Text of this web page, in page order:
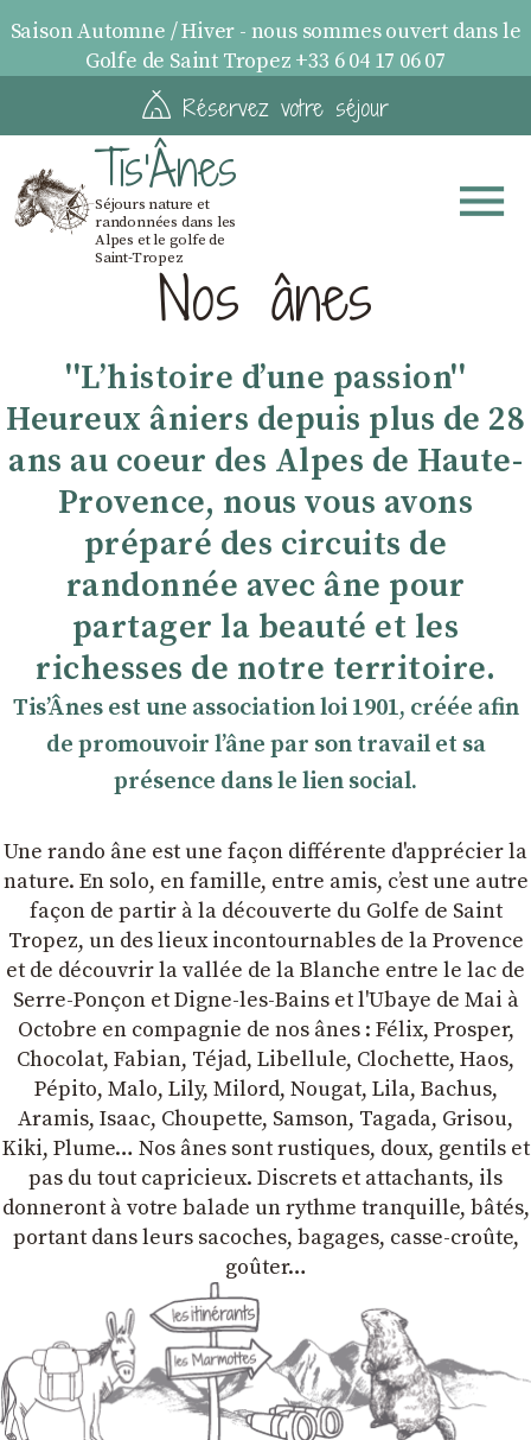
Saison Automne / Hiver - nous sommes ouvert dans le
Golfe de Saint Tropez +33 6 04 17 06 07
Réservez votre séjour
Tis'Ânes
Séjours nature et
randonnées dans les
Alpes et le golfe de
Saint-TropezNos ânes
''Lʼhistoire dʼune passion''
Heureux âniers depuis plus de 28
ans au coeur des Alpes de Haute-
Provence, nous vous avons
préparé des circuits de
randonnée avec âne pour
partager la beauté et les
richesses de notre territoire.
TisʼÂnes est une association loi 1901, créée afin
de promouvoir lʼâne par son travail et sa
présence dans le lien social.
Une rando âne est une façon différente d'apprécier la
nature. En solo, en famille, entre amis, cʼest une autre
façon de partir à la découverte du Golfe de Saint
Tropez, un des lieux incontournables de la Provence
et de découvrir la vallée de la Blanche entre le lac de
Serre-Ponçon et Digne-les-Bains et l'Ubaye de Mai à
Octobre en compagnie de nos ânes : Félix, Prosper,
Chocolat, Fabian, Téjad, Libellule, Clochette, Haos,
Pépito, Malo, Lily, Milord, Nougat, Lila, Bachus,
Aramis, Isaac, Choupette, Samson, Tagada, Grisou,
Kiki, Plume… Nos ânes sont rustiques, doux, gentils et
pas du tout capricieux. Discrets et attachants, ils
donneront à votre balade un rythme tranquille, bâtés,
portant dans leurs sacoches, bagages, casse-croûte,
goûter…